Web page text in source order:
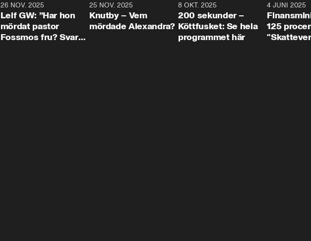
26 NOV. 2025
Leif GW: ”Har hon
mördat pastor
Fossmos fru? Svar
31:05
25 NOV. 2025
Knutby – Vem
mördade Alexandra?
4:29
8 OKT. 2025
200 sekunder –
Köttfusket: Se hela
programmet här
4 JUNI 2025
125